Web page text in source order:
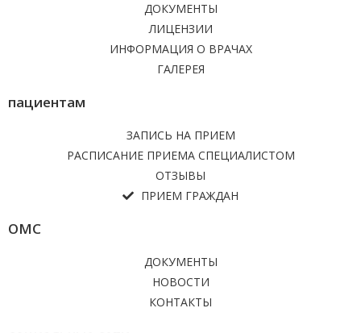
ДОКУМЕНТЫ
ЛИЦЕНЗИИ
ИНФОРМАЦИЯ О ВРАЧАХ
ГАЛЕРЕЯ
пациентам
ЗАПИСЬ НА ПРИЕМ
РАСПИСАНИЕ ПРИЕМА СПЕЦИАЛИСТОМ
ОТЗЫВЫ
ПРИЕМ ГРАЖДАН
ОМС
ДОКУМЕНТЫ
НОВОСТИ
КОНТАКТЫ